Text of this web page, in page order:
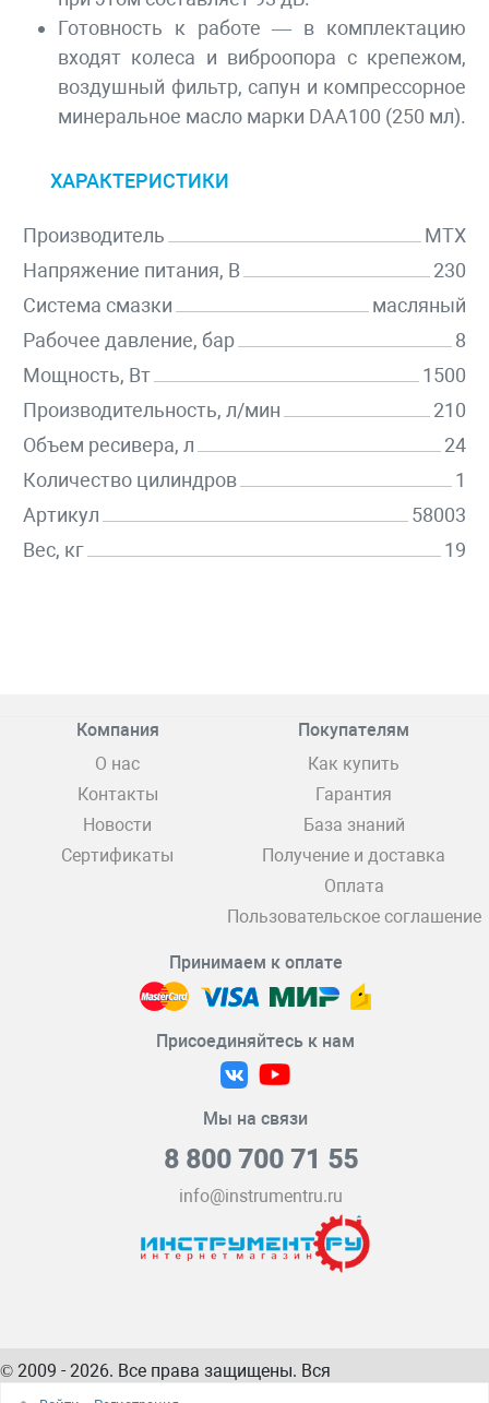
Готовность к работе — в комплектацию
входят колеса и виброопора с крепежом,
воздушный фильтр, сапун и компрессорное
минеральное масло марки DAA100 (250 мл).
ХАРАКТЕРИСТИКИ
Производитель
MTX
Напряжение питания, В
230
Система смазки
масляный
Рабочее давление, бар
8
Мощность, Вт
1500
Производительность, л/мин
210
Объем ресивера, л
24
Количество цилиндров
1
Артикул
58003
Вес, кг
19
Компания
О нас
Контакты
Новости
Сертификаты
Покупателям
Как купить
Гарантия
База знаний
Получение и доставка
Оплата
Пользовательское соглашение
Принимаем к оплате
Присоединяйтесь к нам
Мы на связи
8 800 700 71 55
info@instrumentru.ru
© 2009 - 2026. Все права защищены. Вся
информация на сайте – собственность